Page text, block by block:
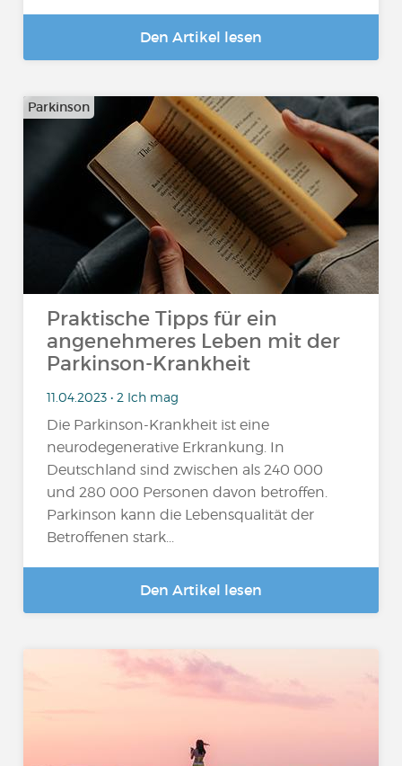
Den Artikel lesen
Parkinson
Praktische Tipps für ein
angenehmeres Leben mit der
Parkinson-Krankheit
11.04.2023 • 2 Ich mag
Die Parkinson-Krankheit ist eine
neurodegenerative Erkrankung. In
Deutschland sind zwischen als 240 000
und 280 000 Personen davon betroffen.
Parkinson kann die Lebensqualität der
Betroffenen stark...
Den Artikel lesen